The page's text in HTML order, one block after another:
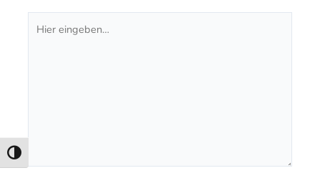
Umschalten auf hohe Kontraste
eingeben…